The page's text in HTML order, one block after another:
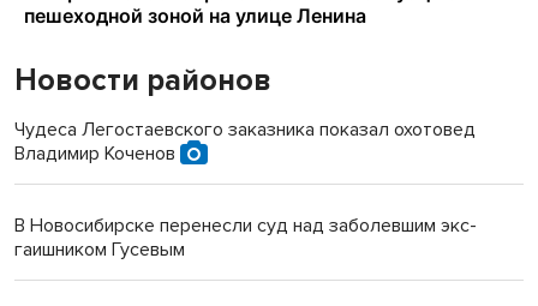
Новости районов
Чудеса Легостаевского заказника показал охотовед
Владимир Коченов
В Новосибирске перенесли суд над заболевшим экс-
гаишником Гусевым